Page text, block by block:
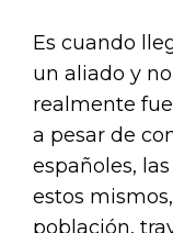
Es cuando
un aliado y
realmente
a pesar de
españoles,
estos
población,